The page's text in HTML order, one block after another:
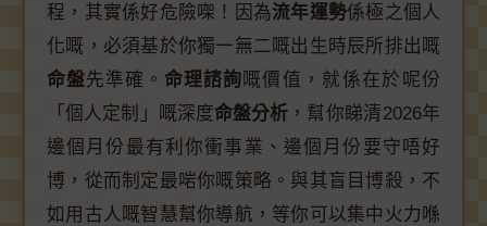
程，其實係好危險㗎！因為流年運勢係極之個人
化嘅，必須基於你獨一無二嘅出生時辰所排出嘅
命盤先準確。 命理諮詢嘅價值，就係在於呢份
「個人定制」嘅深度命盤分析 ，幫你睇清2026年
邊個月份最有利你衝事業、邊個月份要守唔好
博，從而制定最啱你嘅策略。與其盲目博殺，不
如用古人嘅智慧幫你導航，等你可以集中火力喺